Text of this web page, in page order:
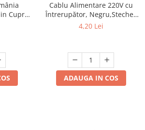
Cupru,
Cablu Alimentare 220V cu
Întrerupător, Negru,Stecher
Plat, 1.5m, 2 Fire - Ideal
4,20 Lei
ADAUGA IN COS